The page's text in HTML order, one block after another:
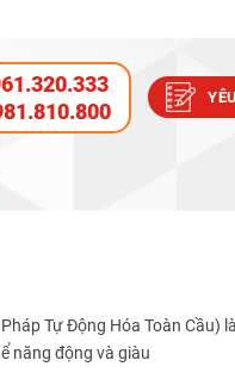
Tự Động Hóa Toàn Cầu)
năng động và giàu